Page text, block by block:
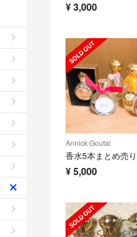
¥3,000
Annick Goutal
香水5本まとめ売り
¥5,000